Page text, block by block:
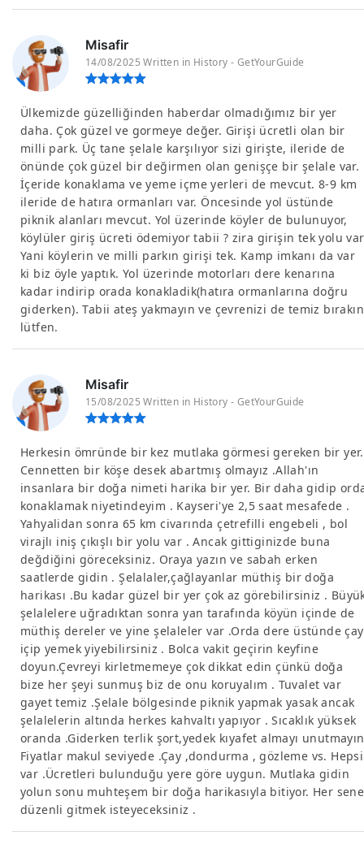
Misafir
14/08/2025 Written in History - GetYourGuide
Ülkemizde güzelliğinden haberdar olmadığımız bir yer
daha. Çok güzel ve gormeye değer. Girişi ücretli olan bir
milli park. Üç tane şelale karşılıyor sizi girişte, ileride de
önünde çok güzel bir değirmen olan genişçe bir şelale var.
İçeride konaklama ve yeme içme yerleri de mevcut. 8-9 km
ileride de hatıra ormanları var. Öncesinde yol üstünde
piknik alanları mevcut. Yol üzerinde köyler de bulunuyor,
köylüler giriş ücreti ödemiyor tabii ? zira girişin tek yolu
Yani köylerin ve milli parkın girişi tek. Kamp imkanı da var
ki biz öyle yaptık. Yol üzerinde motorları dere kenarına
kadar indirip orada konakladik(hatıra ormanlarına doğru
giderken). Tabii ateş yakmayın ve çevrenizi de temiz bırakın
lütfen.
Misafir
15/08/2025 Written in History - GetYourGuide
Herkesin ömründe bir kez mutlaka görmesi gereken bir yer.
Cennetten bir köşe desek abartmış olmayız .Allah'ın
insanlara bir doğa nimeti harika bir yer. Bir daha gidip
konaklamak niyetindeyim . Kayseri'ye 2,5 saat mesafede .
Yahyalidan sonra 65 km civarında çetrefilli engebeli , bol
virajlı iniş çıkışlı bir yolu var . Ancak gittiginizde buna
değdiğini göreceksiniz. Oraya yazın ve sabah erken
saatlerde gidin . Şelalaler,çağlayanlar müthiş bir doğa
harikası .Bu kadar güzel bir yer çok az görebilirsiniz .
şelalelere uğradıktan sonra yan tarafında köyün içinde de
müthiş dereler ve yine şelaleler var .Orda dere üstünde çay
içip yemek yiyebilirsiniz . Bolca vakit geçirin keyfine
doyun.Çevreyi kirletmemeye çok dikkat edin çünkü doğa
bize her şeyi sunmuş biz de onu koruyalım . Tuvalet var
gayet temiz .Şelale bölgesinde piknik yapmak yasak ancak
şelalelerin altında herkes kahvaltı yapıyor . Sıcaklık yüksek
oranda .Giderken terlik şort,yedek kıyafet almayı
Fiyatlar makul seviyede .Çay ,dondurma , gözleme vs. Hepsi
var .Ücretleri bulunduğu yere göre uygun. Mutlaka gidin
yolun sonu muhteşem bir doğa harikasıyla bitiyor. Her sene
düzenli gitmek isteyeceksiniz .